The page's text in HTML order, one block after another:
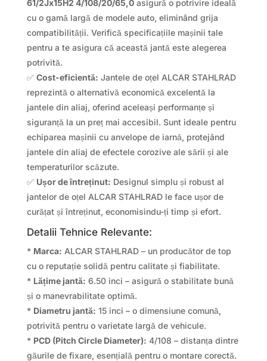
61/2Jx15H2 4/108/20/65,0asigură o potrivire ideală
cu o gamă largă de modele auto, eliminând grija
compatibilității. Verifică specificațiile mașinii tale
pentru a te asigura că această jantă este alegerea
potrivită.
✅ Cost-eficientă: Jantele de oțel ALCAR STAHLRAD
reprezintă o alternativă economică excelentă la
jantele din aliaj, oferind aceleași performanțe și
siguranță la un preț mai accesibil. Sunt ideale pentru
echiparea mașinii cu anvelope de iarnă, protejând
jantele din aliaj de efectele corozive ale sării și ale
temperaturilor scăzute.
✅ Ușor de întreținut: Designul simplu și robust al
jantelor de oțel ALCAR STAHLRAD le face ușor de
curățat și întreținut, economisindu-ți timp și efort.
Detalii Tehnice Relevante:
* Marca: ALCAR STAHLRAD – un producător de top
cu o reputație solidă pentru calitate și fiabilitate.
* Lățime jantă: 6.50 inci – asigură o stabilitate bună
și o manevrabilitate optimă.
* Diametru jantă: 15 inci – o dimensiune comună,
potrivită pentru o varietate largă de vehicule.
* PCD (Pitch Circle Diameter): 4/108 – distanța dintre
găurile de fixare, esențială pentru o montare corectă.